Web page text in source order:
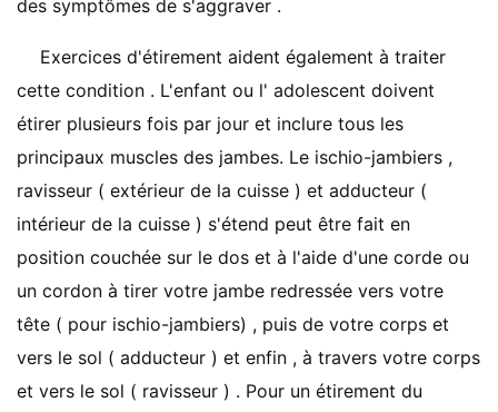
des symptômes de s'aggraver .
Exercices d'étirement aident également à traiter
cette condition . L'enfant ou l' adolescent doivent
étirer plusieurs fois par jour et inclure tous les
principaux muscles des jambes. Le ischio-jambiers ,
ravisseur ( extérieur de la cuisse ) et adducteur (
intérieur de la cuisse ) s'étend peut être fait en
position couchée sur le dos et à l'aide d'une corde ou
un cordon à tirer votre jambe redressée vers votre
tête ( pour ischio-jambiers) , puis de votre corps et
vers le sol ( adducteur ) et enfin , à travers votre corps
et vers le sol ( ravisseur ) . Pour un étirement du